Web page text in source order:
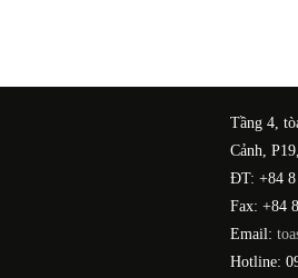
Tầng 4,
Cảnh,
ĐT: +84 8
Fax: +84
Email:
Hotline: